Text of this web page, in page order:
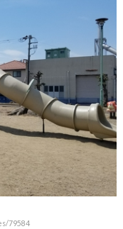
79584